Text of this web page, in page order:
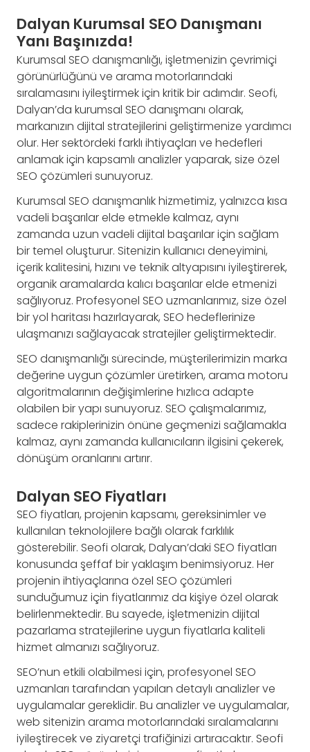
Dalyan Kurumsal SEO Danışmanı
Yanı Başınızda!
Kurumsal SEO danışmanlığı, işletmenizin çevrimiçi
görünürlüğünü ve arama motorlarındaki
sıralamasını iyileştirmek için kritik bir adımdır. Seofi,
Dalyan’da kurumsal SEO danışmanı olarak,
markanızın dijital stratejilerini geliştirmenize yardımcı
olur. Her sektördeki farklı ihtiyaçları ve hedefleri
anlamak için kapsamlı analizler yaparak, size özel
SEO çözümleri sunuyoruz.
Kurumsal SEO danışmanlık hizmetimiz, yalnızca kısa
vadeli başarılar elde etmekle kalmaz, aynı
zamanda uzun vadeli dijital başarılar için sağlam
bir temel oluşturur. Sitenizin kullanıcı deneyimini,
içerik kalitesini, hızını ve teknik altyapısını iyileştirerek,
organik aramalarda kalıcı başarılar elde etmenizi
sağlıyoruz. Profesyonel SEO uzmanlarımız, size özel
bir yol haritası hazırlayarak, SEO hedeflerinize
ulaşmanızı sağlayacak stratejiler geliştirmektedir.
SEO danışmanlığı sürecinde, müşterilerimizin marka
değerine uygun çözümler üretirken, arama motoru
algoritmalarının değişimlerine hızlıca adapte
olabilen bir yapı sunuyoruz. SEO çalışmalarımız,
sadece rakiplerinizin önüne geçmenizi sağlamakla
kalmaz, aynı zamanda kullanıcıların ilgisini çekerek,
dönüşüm oranlarını artırır.
Dalyan SEO Fiyatları
SEO fiyatları, projenin kapsamı, gereksinimler ve
kullanılan teknolojilere bağlı olarak farklılık
gösterebilir. Seofi olarak, Dalyan’daki SEO fiyatları
konusunda şeffaf bir yaklaşım benimsiyoruz. Her
projenin ihtiyaçlarına özel SEO çözümleri
sunduğumuz için fiyatlarımız da kişiye özel olarak
belirlenmektedir. Bu sayede, işletmenizin dijital
pazarlama stratejilerine uygun fiyatlarla kaliteli
hizmet almanızı sağlıyoruz.
SEO’nun etkili olabilmesi için, profesyonel SEO
uzmanları tarafından yapılan detaylı analizler ve
uygulamalar gereklidir. Bu analizler ve uygulamalar,
web sitenizin arama motorlarındaki sıralamalarını
iyileştirecek ve ziyaretçi trafiğinizi artıracaktır. Seofi